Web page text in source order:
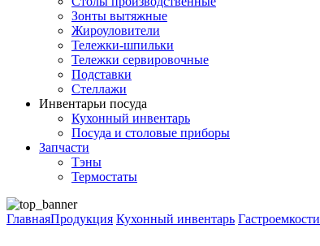
Зонты вытяжные
Жироуловители
Тележки-шпильки
Тележки сервировочные
Подставки
Стеллажи
Инвентарьи посуда
Кухонный инвентарь
Посуда и столовые приборы
Запчасти
Тэны
Термостаты
ГлавнаяПродукция Кухонный инвентарь Гастроемкости